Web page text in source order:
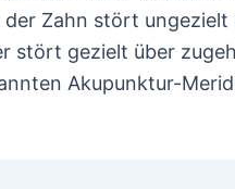
Zahn stört
stört gezielt über
Akupunktur-